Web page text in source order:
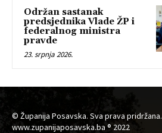
Održan sastanak
predsjednika Vlade ŽP i
federalnog ministra
pravde
23. srpnja 2026.
© Županija Posavska. Sva prava pridržana.
www.zupanijaposavska.ba ® 2022